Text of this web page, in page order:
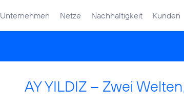
Unternehmen Netze Nachhaltigkeit Kunden
AY YILDIZ – Zwei